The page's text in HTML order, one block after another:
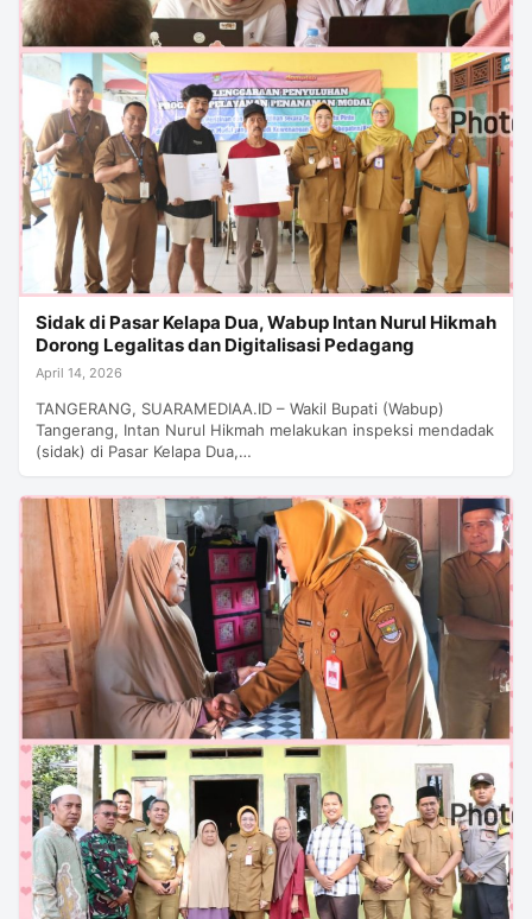
Sidak di Pasar Kelapa Dua, Wabup Intan Nurul Hikmah
Dorong Legalitas dan Digitalisasi Pedagang
April 14, 2026
TANGERANG, SUARAMEDIAA.ID – Wakil Bupati (Wabup)
Tangerang, Intan Nurul Hikmah melakukan inspeksi mendadak
(sidak) di Pasar Kelapa Dua,…